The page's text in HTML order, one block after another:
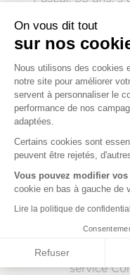
On vous dit tout
sur nos
Plateforme
Nous utilisons des cookies
notre site pour améliorer
servent à personnaliser le
performance de nos
adaptées.
Certains cookies sont
peuvent être rejetés,
Vous pouvez modifier
cookie en bas à gauche de
Lire la politique de
Refuser
J'ai
service
assurer les
enfants.
m'a aidé
continuer
emploi.
opération
service